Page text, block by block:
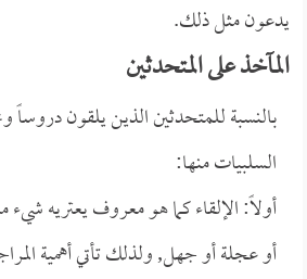
يدعون مثل ذلك.
المآخذ على المتحدثين
بالنسبة للمتحدثين الذين يلقون
السلبيات منها:
أولاً: الإلقاء كما هو معروف يعتريه شيء
أو عجلة أو جهل, ولذلك تأتي أهمية